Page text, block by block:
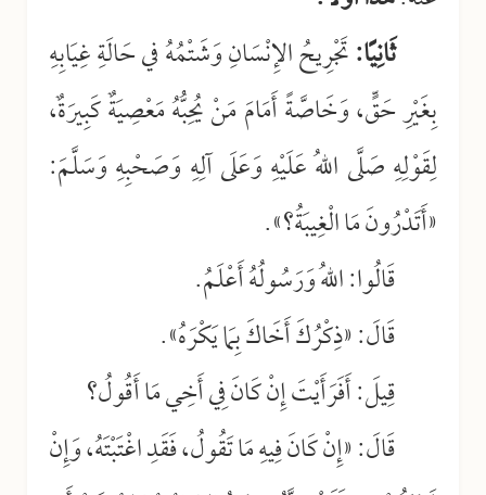
ثَانِيًا:تَجْرِيحُ الإِنْسَانِ وَشَتْمُهُ في حَالَةِ غِيَابِهِ
بِغَيْرِ حَقٍّ، وَخَاصَّةً أَمَامَ مَنْ يُحِبُّهُ مَعْصِيَةٌ كَبِيرَةٌ،
لِقَوْلِهِ صَلَّى اللهُ عَلَيْهِ وَعَلَى آلِهِ وَصَحْبِهِ وَسَلَّمَ:
«أَتَدْرُونَ مَا الْغِيبَةُ؟».
قَالُوا: اللهُ وَرَسُولُهُ أَعْلَمُ.
قَالَ: «ذِكْرُكَ أَخَاكَ بِمَا يَكْرَهُ».
قِيلَ: أَفَرَأَيْتَ إِنْ كَانَ فِي أَخِي مَا أَقُولُ؟
قَالَ: «إِنْ كَانَ فِيهِ مَا تَقُولُ، فَقَدِ اغْتَبْتَهُ، وَإِنْ